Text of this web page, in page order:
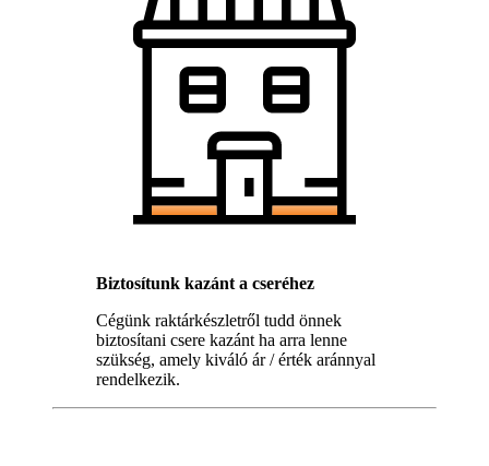
Biztosítunk kazánt a cseréhez
Cégünk raktárkészletről tudd önnek
biztosítani csere kazánt ha arra lenne
szükség, amely kiváló ár / érték aránnyal
rendelkezik.